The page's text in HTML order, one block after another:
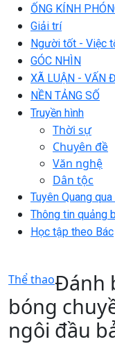
ỐNG KÍNH
Giải trí
Người tốt - Việc
GÓC NHÌN
XÃ LUẬN - VẤN
NỀN TẢNG SỐ
Truyền hình
Thời sự
Chuyên đề
Văn nghệ
Dân tộc
Tuyên Quang qua
Thông tin quảng
Học tập theo Bác
Thể thaoĐánh
bóng
ngôi đầu